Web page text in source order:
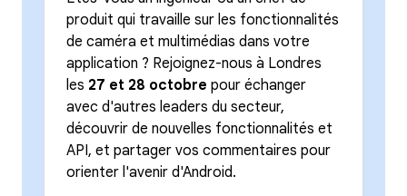
produit qui travaille sur les fonctionnalités
de caméra et multimédias dans votre
application ? Rejoignez-nous à Londres
les 27 et 28 octobre pour échanger
avec d'autres leaders du secteur,
découvrir de nouvelles fonctionnalités et
API, et partager vos commentaires pour
orienter l'avenir d'Android.